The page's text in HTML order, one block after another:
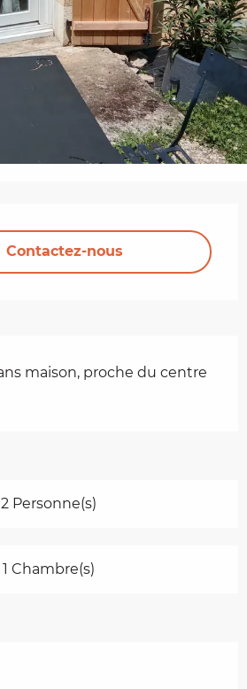
Contactez-nous
maison, proche du centre
2 Personne(s)
1 Chambre(s)